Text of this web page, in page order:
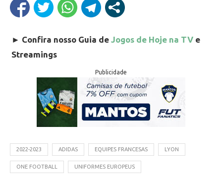
► Confira nosso Guia de Jogos de Hoje na TV e
Streamings
Publicidade
2022-2023 ADIDAS EQUIPES FRANCESAS LYON
ONE FOOTBALL UNIFORMES EUROPEUS